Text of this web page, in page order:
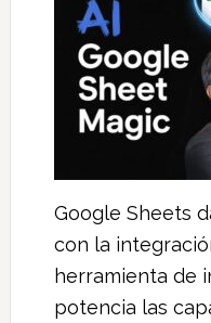
Google Sheets
con la
herramienta de
potencia las